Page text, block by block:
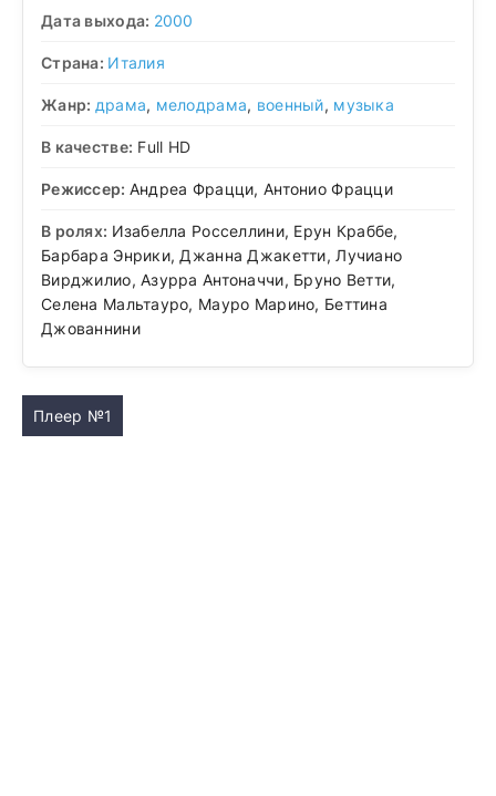
Дата выхода: 2000
Страна: Италия
Жанр: драма, мелодрама, военный, музыка
В качестве: Full HD
Режиссер: Андреа Фрацци, Антонио Фрацци
В ролях: Изабелла Росселлини, Ерун Краббе,
Барбара Энрики, Джанна Джакетти, Лучиано
Вирджилио, Азурра Антоначчи, Бруно Ветти,
Селена Мальтауро, Мауро Марино, Беттина
Джованнини
Плеер №1